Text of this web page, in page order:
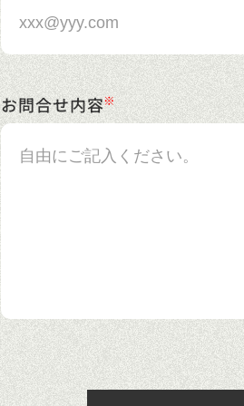
お問合せ内容